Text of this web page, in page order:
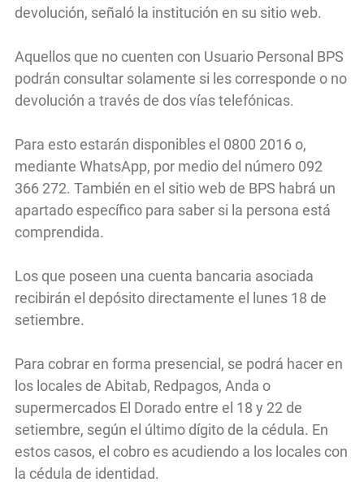
devolución, señaló la institución en su sitio web.
Aquellos que no cuenten con Usuario Personal BPS
podrán consultar solamente si les corresponde o no
devolución a través de dos vías telefónicas.
Para esto estarán disponibles el 0800 2016 o,
mediante WhatsApp, por medio del número 092
366 272. También en el sitio web de BPS habrá un
apartado específico para saber si la persona está
comprendida.
Los que poseen una cuenta bancaria asociada
recibirán el depósito directamente el lunes 18 de
setiembre.
Para cobrar en forma presencial, se podrá hacer en
los locales de Abitab, Redpagos, Anda o
supermercados El Dorado entre el 18 y 22 de
setiembre, según el último dígito de la cédula. En
estos casos, el cobro es acudiendo a los locales con
la cédula de identidad.